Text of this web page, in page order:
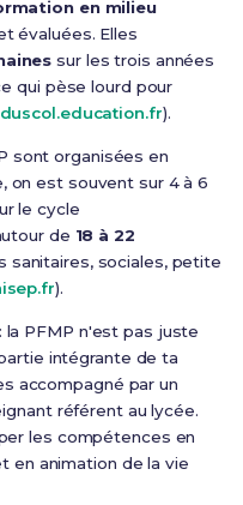
en milieu
évaluées. Elles
sur les trois années
qui pèse lourd pour
).
sont organisées en
on est souvent sur 4 à 6
le cycle
de 18 à 22
sanitaires, sociales, petite
).
PFMP n'est pas juste
intégrante de ta
accompagné par un
référent au lycée.
les compétences en
en animation de la vie